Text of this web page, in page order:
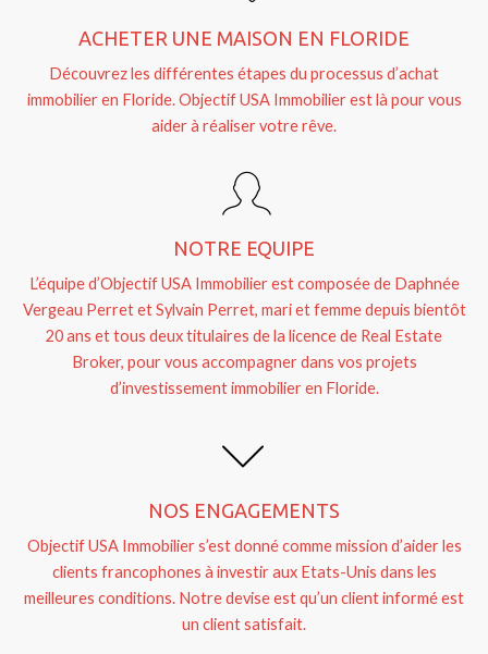
ACHETER UNE MAISON EN FLORIDE
Découvrez les différentes étapes du processus d’achat
immobilier en Floride. Objectif USA Immobilier est là pour vous
aider à réaliser votre rêve.
NOTRE EQUIPE
L’équipe d’Objectif USA Immobilier est composée de Daphnée
Vergeau Perret et Sylvain Perret, mari et femme depuis bientôt
20 ans et tous deux titulaires de la licence de Real Estate
Broker, pour vous accompagner dans vos projets
d’investissement immobilier en Floride.
NOS ENGAGEMENTS
Objectif USA Immobilier s’est donné comme mission d’aider les
clients francophones à investir aux Etats-Unis dans les
meilleures conditions. Notre devise est qu’un client informé est
un client satisfait.